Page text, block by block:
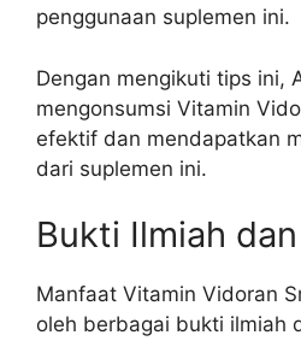
penggunaan suplemen ini.
Dengan mengikuti tips ini,
mengonsumsi Vitamin
efektif dan mendapatkan
dari suplemen ini.
Bukti Ilmiah
Manfaat Vitamin Vidoran
oleh berbagai bukti ilmiah